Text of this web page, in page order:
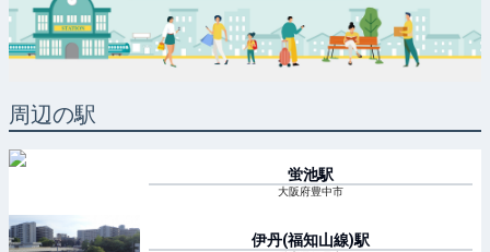
周辺の駅
蛍池駅
大阪府豊中市
伊丹(福知山線)駅